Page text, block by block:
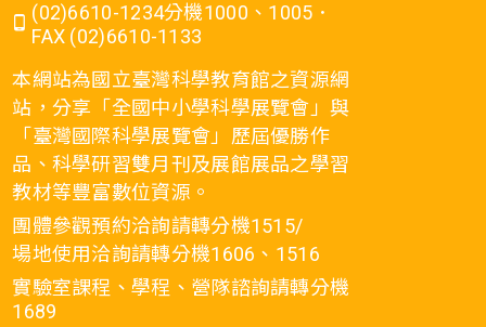
(02)6610-1234分機1000、1005．
FAX (02)6610-1133
本網站為國立臺灣科學教育館之資源網
站，分享「全國中小學科學展覽會」與
「臺灣國際科學展覽會」歷屆優勝作
品、科學研習雙月刊及展館展品之學習
教材等豐富數位資源。
團體參觀預約洽詢請轉分機1515/
場地使用洽詢請轉分機1606、1516
實驗室課程、學程、營隊諮詢請轉分機
1689